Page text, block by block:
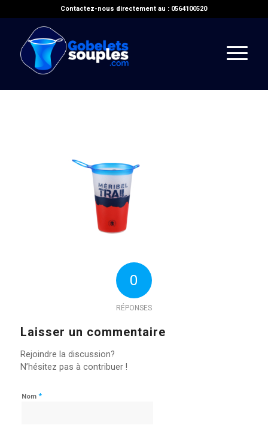
Contactez-nous directement au : 0564100520
0
RÉPONSES
Laisser un commentaire
Rejoindre la discussion?
N’hésitez pas à contribuer !
Nom *